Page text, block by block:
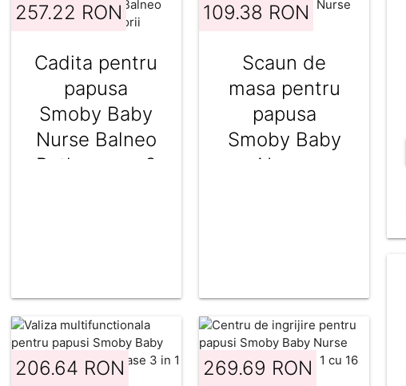
257.22 RON
Cadita pentru
papusa
Smoby Baby
Nurse Balneo
Bath roz cu 3
109.38 RON
Scaun de
masa pentru
papusa
Smoby Baby
Nurse
206.64 RON 269.69 RON